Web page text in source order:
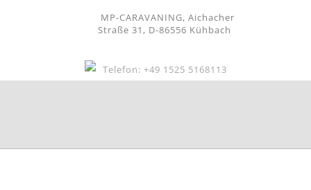
MP-CARAVANING, Aichacher
Straße 31, D-86556 Kühbach
Telefon: +49 1525 5168113